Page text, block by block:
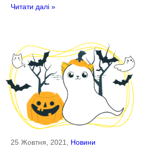
Читати далі »
25 Жовтня, 2021, Новини